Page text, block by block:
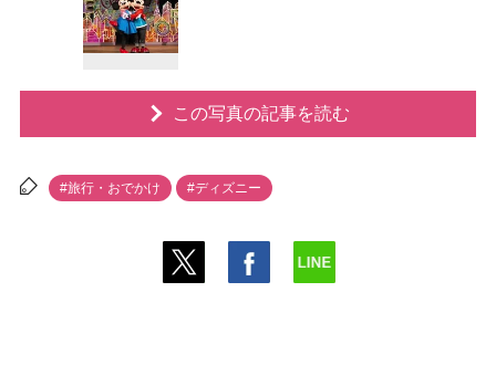
この写真の記事を読む
#旅行・おでかけ #ディズニー